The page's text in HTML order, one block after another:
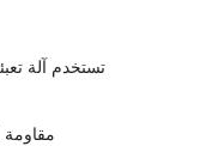
مقاومة